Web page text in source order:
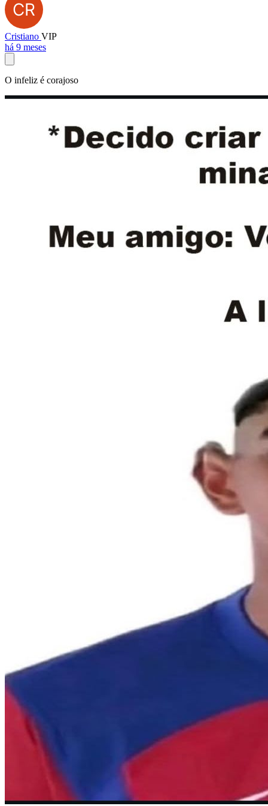
Cristiano VIP
há 9 meses
O infeliz é corajoso